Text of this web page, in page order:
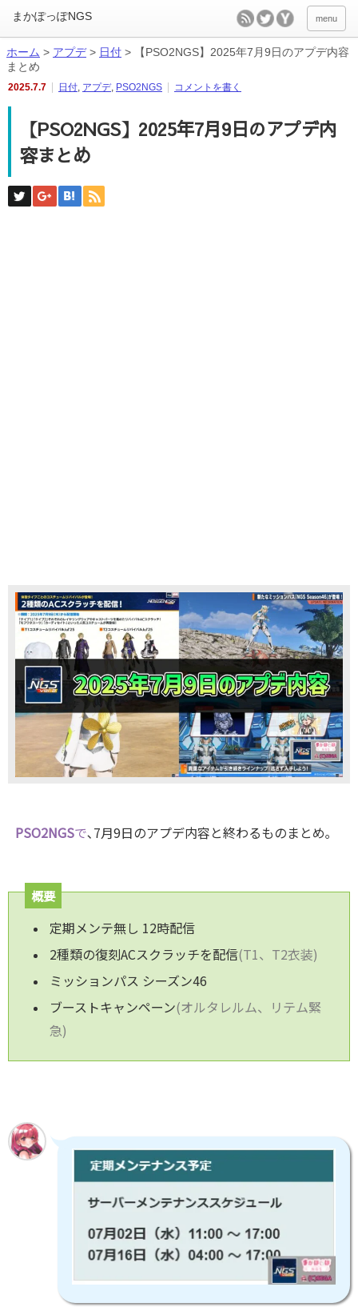
menu
ホーム > アプデ> 日付 >
【PSO2NGS】2025年7月9日のアプデ内容
まとめ
2025.7.7 日付, アプデ, PSO2NGS コメントを書く
【PSO2NGS】2025年7月9日のアプデ内
容まとめ
PSO2NGSで､7月9日のアプデ内容と終わるものまとめ｡
概要
定期メンテ無し 12時配信
2種類の復刻ACスクラッチを配信(T1、T2衣装)
ミッションパス シーズン46
ブーストキャンペーン(オルタレルム、リテム緊
急)